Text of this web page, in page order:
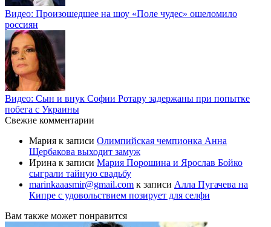
Видео: Произошедшее на шоу «Поле чудес» ошеломило
россиян
Видео: Сын и внук Софии Ротару задержаны при попытке
побега с Украины
Свежие комментарии
Мария к записи Олимпийская чемпионка Анна
Щербакова выходит замуж
Ирина к записи Мария Порошина и Ярослав Бойко
сыграли тайную свадьбу
marinkaaasmir@gmail.com к записи Алла Пугачева на
Кипре с удовольствием позирует для селфи
Вам также может понравится